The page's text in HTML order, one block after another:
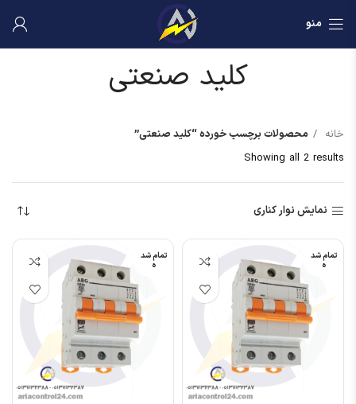
منو
کلید صنعتی
خانه
محصولات برچسب خورده “کلید صنعتی”
Showing all 2 results
نمایش نوار کناری
تمام شد
ه
تمام شد
ه